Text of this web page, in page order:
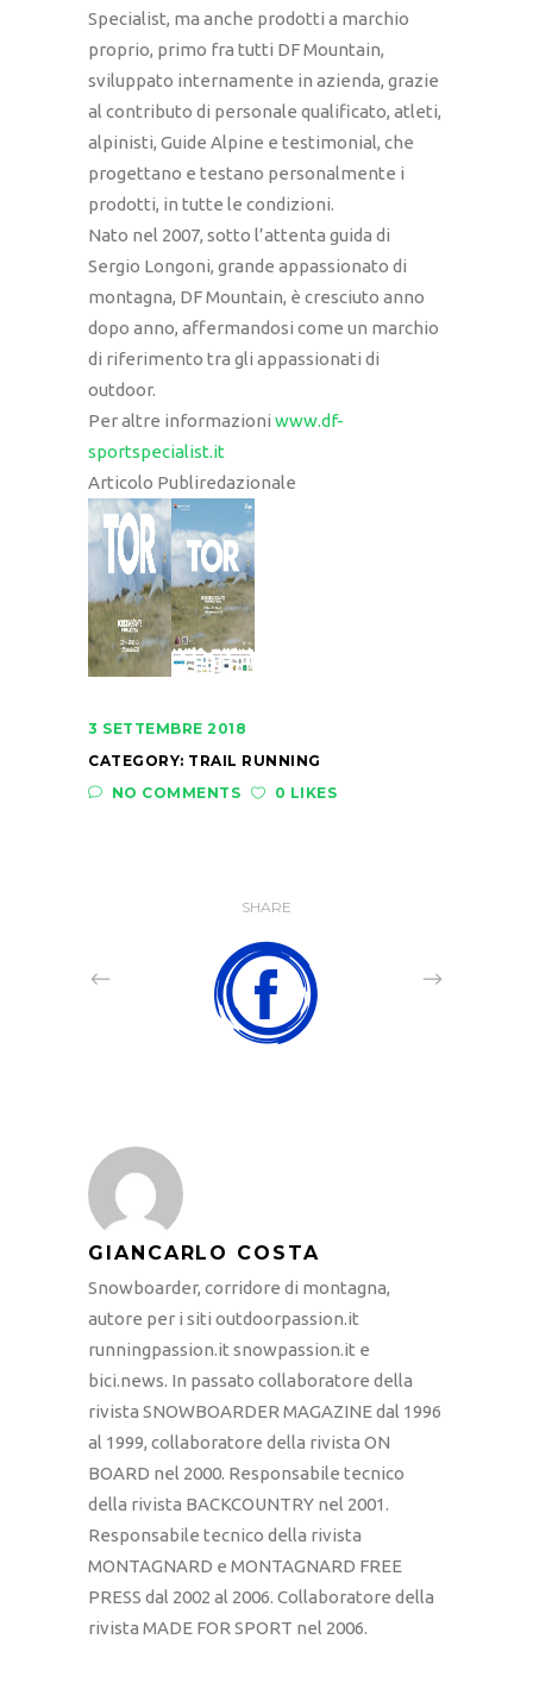
Specialist, ma anche prodotti a marchio
proprio, primo fra tutti DF Mountain,
sviluppato internamente in azienda, grazie
al contributo di personale qualificato, atleti,
alpinisti, Guide Alpine e testimonial, che
progettano e testano personalmente i
prodotti, in tutte le condizioni.
Nato nel 2007, sotto l’attenta guida di
Sergio Longoni, grande appassionato di
montagna, DF Mountain, è cresciuto anno
dopo anno, affermandosi come un marchio
di riferimento tra gli appassionati di
outdoor.
Per altre informazioni www.df-
sportspecialist.it
Articolo Publiredazionale
3 SETTEMBRE 2018
CATEGORY: TRAIL RUNNING
NO COMMENTS
0 LIKES
SHARE
GIANCARLO COSTA
Snowboarder, corridore di montagna,
autore per i siti outdoorpassion.it
runningpassion.it snowpassion.it e
bici.news. In passato collaboratore della
rivista SNOWBOARDER MAGAZINE dal 1996
al 1999, collaboratore della rivista ON
BOARD nel 2000. Responsabile tecnico
della rivista BACKCOUNTRY nel 2001.
Responsabile tecnico della rivista
MONTAGNARD e MONTAGNARD FREE
PRESS dal 2002 al 2006. Collaboratore della
rivista MADE FOR SPORT nel 2006.